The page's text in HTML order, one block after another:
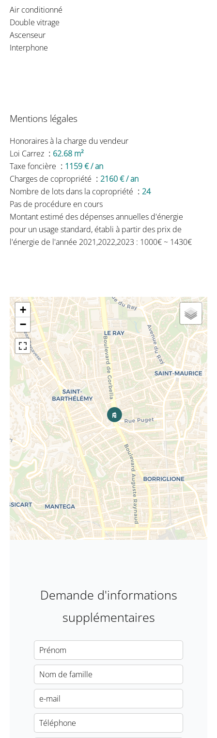
Air conditionné
Double vitrage
Ascenseur
Interphone
Mentions légales
Honoraires à la charge du vendeur
Loi Carrez
62.68 m²
Taxe foncière
1159 € / an
Charges de copropriété
2160 € / an
Nombre de lots dans la copropriété
24
Pas de procédure en cours
Montant estimé des dépenses annuelles d'énergie
pour un usage standard, établi à partir des prix de
l'énergie de l'année 2021,2022,2023 : 1000€ ~ 1430€
+
−
Demande d'informations
supplémentaires